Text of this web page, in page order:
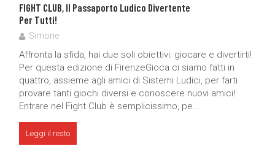
FIGHT CLUB, Il Passaporto Ludico Divertente
Per Tutti!
Simone
Affronta la sfida, hai due soli obiettivi: giocare e divertirti!
Per questa edizione di FirenzeGioca ci siamo fatti in
quattro, assieme agli amici di Sistemi Ludici, per farti
provare tanti giochi diversi e conoscere nuovi amici!
Entrare nel Fight Club è semplicissimo, pe...
Leggi il resto